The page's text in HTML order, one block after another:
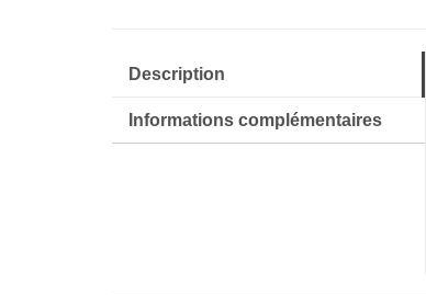
Description
Informations complémentaires